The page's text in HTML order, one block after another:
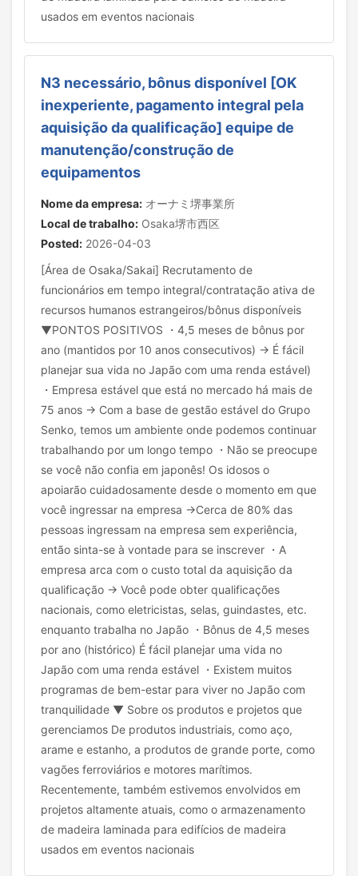
usados em eventos nacionais
N3 necessário, bônus disponível [OK
inexperiente, pagamento integral pela
aquisição da qualificação] equipe de
manutenção/construção de
equipamentos
Nome da empresa: オーナミ堺事業所
Local de trabalho: Osaka堺市西区
Posted: 2026-04-03
[Área de Osaka/Sakai] Recrutamento de
funcionários em tempo integral/contratação ativa de
recursos humanos estrangeiros/bônus disponíveis
▼PONTOS POSITIVOS ・4,5 meses de bônus por
ano (mantidos por 10 anos consecutivos) → É fácil
planejar sua vida no Japão com uma renda estável)
・Empresa estável que está no mercado há mais de
75 anos → Com a base de gestão estável do Grupo
Senko, temos um ambiente onde podemos continuar
trabalhando por um longo tempo ・Não se preocupe
se você não confia em japonês! Os idosos o
apoiarão cuidadosamente desde o momento em que
você ingressar na empresa →Cerca de 80% das
pessoas ingressam na empresa sem experiência,
então sinta-se à vontade para se inscrever ・A
empresa arca com o custo total da aquisição da
qualificação → Você pode obter qualificações
nacionais, como eletricistas, selas, guindastes, etc.
enquanto trabalha no Japão ・Bônus de 4,5 meses
por ano (histórico) É fácil planejar uma vida no
Japão com uma renda estável ・Existem muitos
programas de bem-estar para viver no Japão com
tranquilidade ▼ Sobre os produtos e projetos que
gerenciamos De produtos industriais, como aço,
arame e estanho, a produtos de grande porte, como
vagões ferroviários e motores marítimos.
Recentemente, também estivemos envolvidos em
projetos altamente atuais, como o armazenamento
de madeira laminada para edifícios de madeira
usados em eventos nacionais